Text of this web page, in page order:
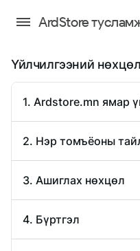
ArdStore
Үйлчилгээний нөхцөл
1. Ardstore.mn ямар
2. Нэр томъёоны
3. Ашиглах нөхцөл
4. Бүртгэл